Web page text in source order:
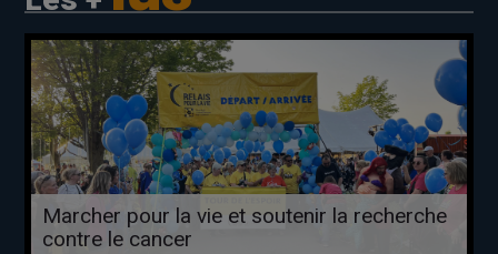
Marcher pour la vie et soutenir la recherche
contre le cancer